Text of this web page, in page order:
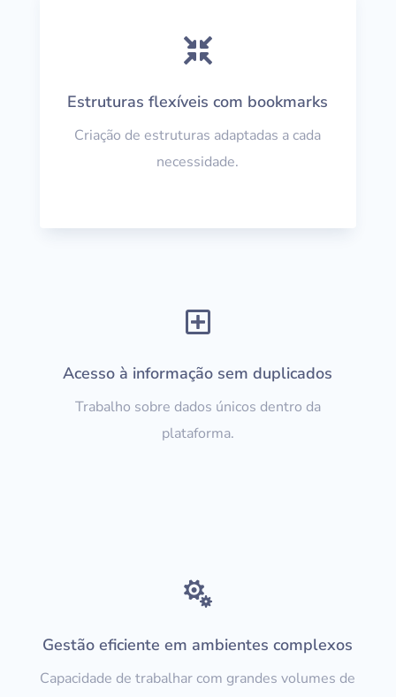

Estruturas flexíveis com bookmarks
Criação de estruturas adaptadas a cada
necessidade.

Acesso à informação sem duplicados
Trabalho sobre dados únicos dentro da
plataforma.

Gestão eficiente em ambientes complexos
Capacidade de trabalhar com grandes volumes de